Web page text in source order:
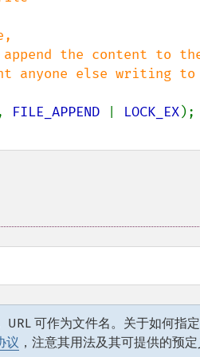
append the content to
anyone else writing
FILE_APPEND LOCK_EX
URL 可作为文件名。关于如何指
议 ，注意其用法及其可提供的预定